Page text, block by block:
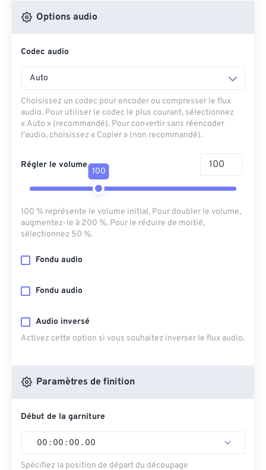
Depuis OneDrive
Options audio
Codec audio
Auto
Choisissez un codec pour encoder ou compresser le flux
audio. Pour utiliser le codec le plus courant, sélectionnez
« Auto » (recommandé). Pour convertir sans réencoder
l'audio, choisissez « Copier » (non recommandé).
Régler le volume
100
100 % représente le volume initial. Pour doubler le volume,
augmentez-le à 200 %. Pour le réduire de moitié,
sélectionnez 50 %.
Fondu audio
Fondu audio
Audio inversé
Activez cette option si vous souhaitez inverser le flux audio.
Paramètres de finition
Début de la garniture
00 : 00 : 00 . 00
Spécifiez la position de départ du découpage